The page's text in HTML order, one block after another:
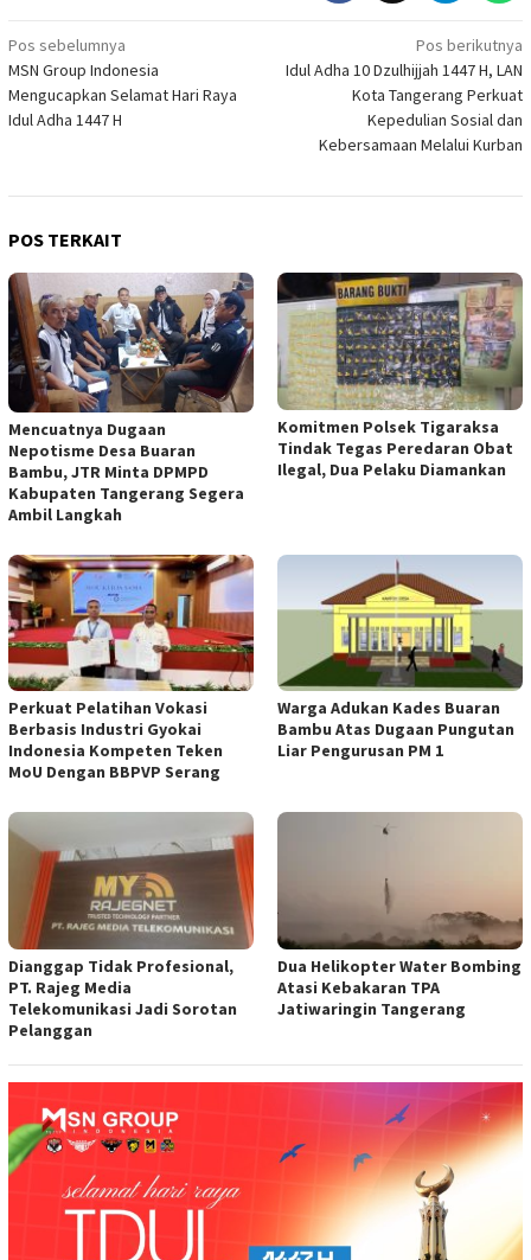
Navigasi
pos
Pos sebelumnya
MSN Group Indonesia
Mengucapkan Selamat Hari Raya
Idul Adha 1447 H
Pos berikutnya
Idul Adha 10 Dzulhijjah 1447 H, LAN
Kota Tangerang Perkuat
Kepedulian Sosial dan
Kebersamaan Melalui Kurban
POS TERKAIT
Mencuatnya Dugaan
Nepotisme Desa Buaran
Bambu, JTR Minta DPMPD
Kabupaten Tangerang Segera
Ambil Langkah
Komitmen Polsek Tigaraksa
Tindak Tegas Peredaran Obat
Ilegal, Dua Pelaku Diamankan
Perkuat Pelatihan Vokasi
Berbasis Industri Gyokai
Indonesia Kompeten Teken
MoU Dengan BBPVP Serang
Warga Adukan Kades Buaran
Bambu Atas Dugaan Pungutan
Liar Pengurusan PM 1
Dianggap Tidak Profesional,
PT. Rajeg Media
Telekomunikasi Jadi Sorotan
Pelanggan
Dua Helikopter Water Bombing
Atasi Kebakaran TPA
Jatiwaringin Tangerang